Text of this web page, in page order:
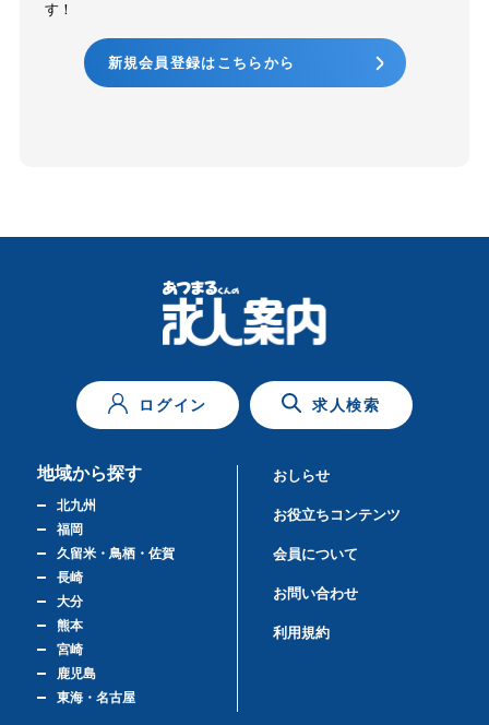
す！
新規会員登録はこちらから
ログイン 求人検索
地域から探す
北九州
福岡
久留米・鳥栖・佐賀
長崎
大分
熊本
宮崎
鹿児島
東海・名古屋
おしらせ
お役立ちコンテンツ
会員について
お問い合わせ
利用規約